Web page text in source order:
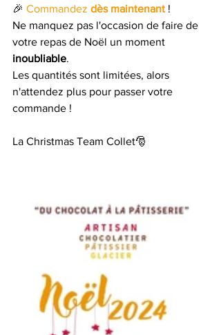
🎉 Commandez dès maintenant !
Ne manquez pas l'occasion de faire de
votre repas de Noël un moment
inoubliable.
Les quantités sont limitées, alors
n'attendez plus pour passer votre
commande !
La Christmas Team Collet🎅